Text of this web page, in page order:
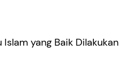
Islam yang Baik Dilakukan